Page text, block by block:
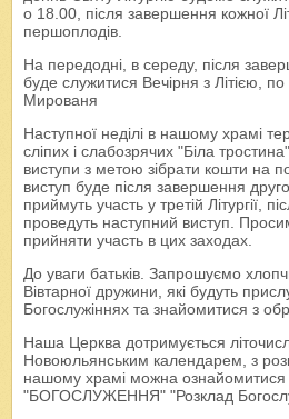
о 18.00, після завершення кожної
першоплодів.
На передодні, в середу, після
буде служитися Вечірня з Літією,
Мированя
Наступної неділі в нашому храмі
сліпих і слабозрячих "Біла
виступи з метою зібрати кошти на
виступ буде після завершення
приймуть участь у третій Літургії,
проведуть наступний виступ.
прийняти участь в цих заходах.
До уваги батьків. Запрошуємо
Вівтарної дружини, які будуть
Богослужіннях та знайомитися з
Наша Церква дотримується
Новоюльянським календарем, з
нашому храмі можна ознайомитися
"БОГОСЛУЖЕННЯ" "Розклад